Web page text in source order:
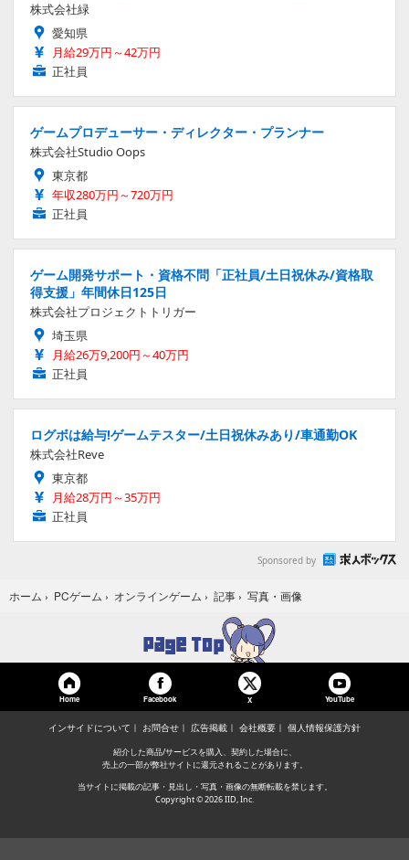
株式会社緑
愛知県
月給29万円～42万円
正社員
ゲームプロデューサー・ディレクター・プランナー
株式会社Studio Oops
東京都
年収280万円～720万円
正社員
ゲーム開発サポート・資格不問「正社員/土日祝休み/資格取
得支援」年間休日125日
株式会社プロジェクトトリガー
埼玉県
月給26万9,200円～40万円
正社員
ログボは給与!ゲームテスター/土日祝休みあり/車通勤OK
株式会社Reve
東京都
月給28万円～35万円
正社員
Sponsored by
ホーム › PCゲーム › オンラインゲーム › 記事 › 写真・画像
Home Facebook X YouTube
インサイドについて お問合せ 広告掲載 会社概要 個人情報保護方針
紹介した商品/サービスを購入、契約した場合に、
売上の一部が弊社サイトに還元されることがあります。
当サイトに掲載の記事・見出し・写真・画像の無断転載を禁じます。
Copyright © 2026 IID, Inc.